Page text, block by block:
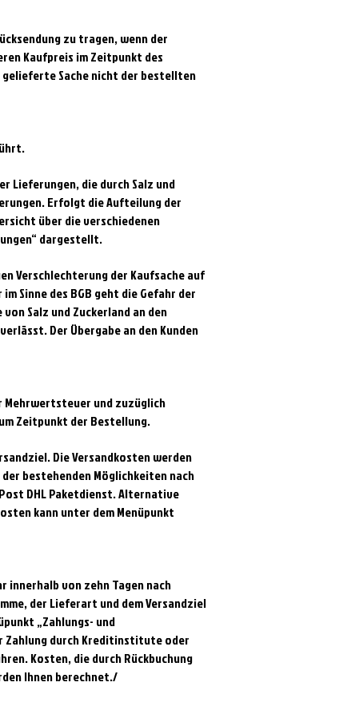
zu tragen, wenn der
Kaufpreis im Zeitpunkt des
gelieferte Sache nicht der bestellten
Lieferungen, die durch Salz und
Erfolgt die Aufteilung der
über die verschiedenen
dargestellt.
Verschlechterung der Kaufsache auf
Sinne des BGB geht die Gefahr der
Salz und Zuckerland an den
Der Übergabe an den Kunden
Mehrwertsteuer und zuzüglich
Zeitpunkt der Bestellung.
Die Versandkosten werden
bestehenden Möglichkeiten nach
DHL Paketdienst. Alternative
kann unter dem Menüpunkt
innerhalb von zehn Tagen nach
der Lieferart und dem Versandziel
„Zahlungs- und
Zahlung durch Kreditinstitute oder
Kosten, die durch Rückbuchung
Ihnen berechnet./